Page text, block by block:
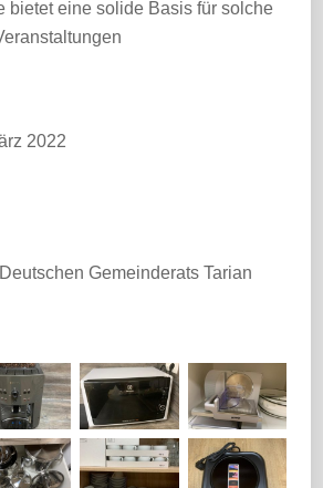
bietet eine solide Basis für solche
2022
Gemeinderats Tarian